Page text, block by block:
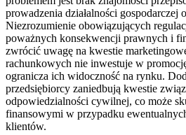
prowadzenia działalności gospodarczej
Niezrozumienie obowiązujących
poważnych konsekwencji prawnych i
zwrócić uwagę na kwestie
rachunkowych nie inwestuje w
ogranicza ich widoczność na rynku.
przedsiębiorcy zaniedbują kwestie
odpowiedzialności cywilnej, co może
finansowymi w przypadku
klientów.